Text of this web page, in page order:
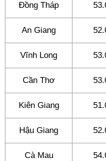
Đồng Tháp
An Giang
Vĩnh Long
Cần Thơ
Kiên Giang
Hậu Giang
Cà Mau